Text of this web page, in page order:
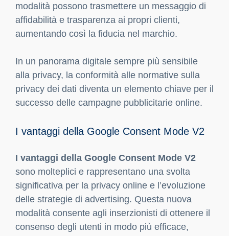
modalità possono trasmettere un messaggio di
affidabilità e trasparenza ai propri clienti,
aumentando così la fiducia nel marchio.
In un panorama digitale sempre più sensibile
alla privacy, la conformità alle normative sulla
privacy dei dati diventa un elemento chiave per il
successo delle campagne pubblicitarie online.
I vantaggi della Google Consent Mode V2
I vantaggi della Google Consent Mode V2
sono molteplici e rappresentano una svolta
significativa per la privacy online e l’evoluzione
delle strategie di advertising. Questa nuova
modalità consente agli inserzionisti di ottenere il
consenso degli utenti in modo più efficace,